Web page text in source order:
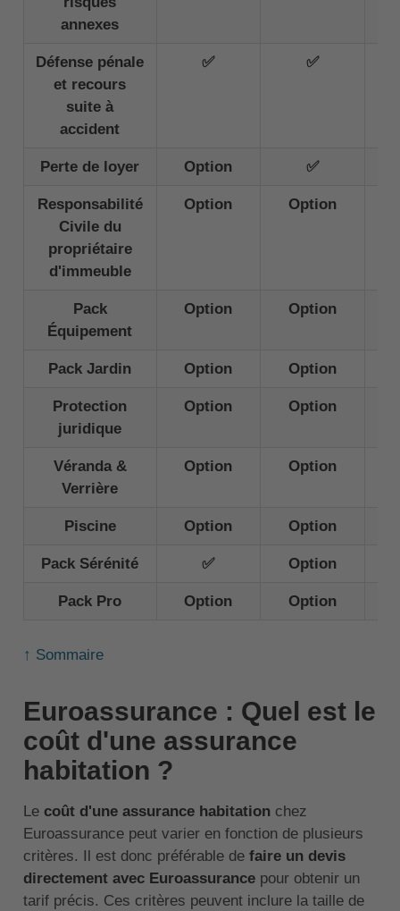
annexes
Défense pénale
et recours
suite à
accident
✅ ✅
Perte de loyer Option ✅
Responsabilité
Civile du
propriétaire
d'immeuble
Option Option
Pack
Équipement
Option Option
Pack Jardin Option Option
Protection
juridique
Option Option
Véranda &
Verrière
Option Option
Piscine Option Option
Pack Sérénité ✅ Option
Pack Pro Option Option
↑ Sommaire
Euroassurance : Quel est le
coût d'une assurance
habitation ?
Le coût d'une assurance habitationchez
Euroassurance peut varier en fonction de plusieurs
critères. Il est donc préférable de faire un devis
directement avec Euroassurancepour obtenir un
tarif précis. Ces critères peuvent inclure la taille de